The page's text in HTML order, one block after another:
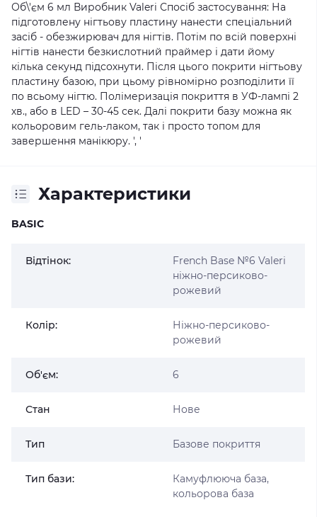
Об\'єм 6 мл Виробник Valeri Спосіб застосування: На
підготовлену нігтьову пластину нанести спеціальний
засіб - обезжирювач для нігтів. Потім по всій поверхні
нігтів нанести безкислотний праймер і дати йому
кілька секунд підсохнути. Після цього покрити нігтьову
пластину базою, при цьому рівномірно розподілити її
по всьому нігтю. Полімеризація покриття в УФ-лампі 2
хв., або в LED – 30-45 сек. Далі покрити базу можна як
кольоровим гель-лаком, так і просто топом для
завершення манікюру. ', '
Характеристики
BASIC
Відтінок:
French Base №6 Valeri
ніжно-персиково-
рожевий
Колір:
Ніжно-персиково-
рожевий
Об'єм: 6
Стан Нове
Тип Базове покриття
Тип бази:
Камуфлююча база,
кольорова база